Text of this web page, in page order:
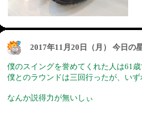
2017年11月20日（月） 今日の
僕のスイングを誉めてくれた人は61
僕とのラウンドは三回行ったが、いず
なんか説得力が無いしぃ